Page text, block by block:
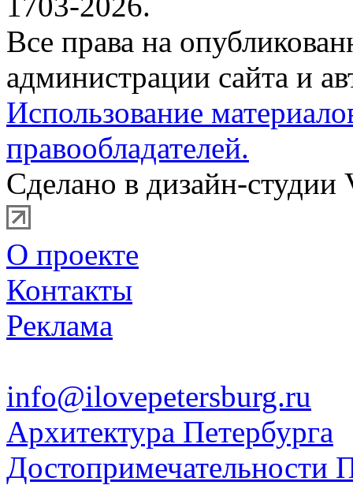
Все права на
администрации сайта и
Использование
правообладателей.
Сделано в дизайн-студии
О проекте
Контакты
Реклама
info@ilovepetersburg.ru
Архитектура Петербурга
Достопримечательности